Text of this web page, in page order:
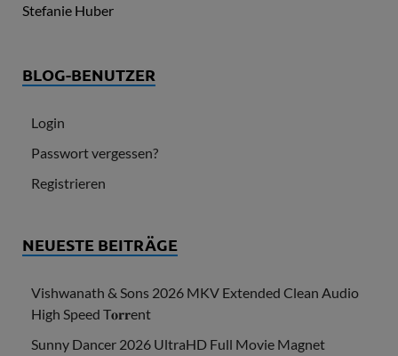
Stefanie Huber
BLOG-BENUTZER
Login
Passwort vergessen?
Registrieren
NEUESTE BEITRÄGE
Vishwanath & Sons 2026 MKV Extended Clean Audio
High Speed T𝐨𝐫𝐫ent
Sunny Dancer 2026 UltraHD Full Movie Magnet